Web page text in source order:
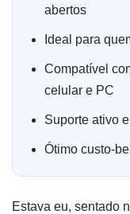
abertos
Ideal para
Compatível
celular e PC
Suporte ativo
Ótimo custo-
Estava eu, sentado